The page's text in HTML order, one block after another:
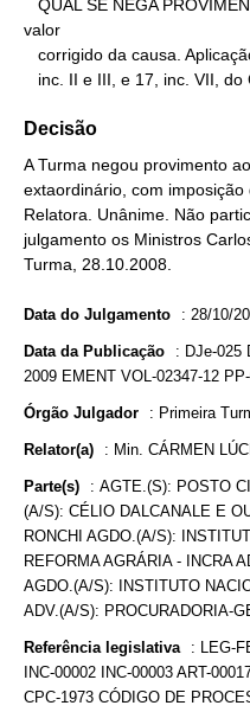
valor
inc. II e III, e 17, inc.
Decisão
A Turma negou provimento
extaordinário, com
Relatora. Unânime. Não
julgamento os Ministros
Turma, 28.10.2008.
Data do Julgamento : 28/10/
Data da Publicação : DJe-025
2009 EMENT VOL-02347-12
Órgão Julgador : Primeira
Relator(a) : Min. CÁRMEN
Parte(s) : AGTE.(S): POSTO
(A/S): CÉLIO DALCANALE E
RONCHI AGDO.(A/S):
REFORMA AGRÁRIA - INCRA
AGDO.(A/S): INSTITUTO
ADV.(A/S): PROCURADORIA-
Referência legislativa : LEG-
INC-00002 INC-00003 ART-
CPC-1973 CÓDIGO DE